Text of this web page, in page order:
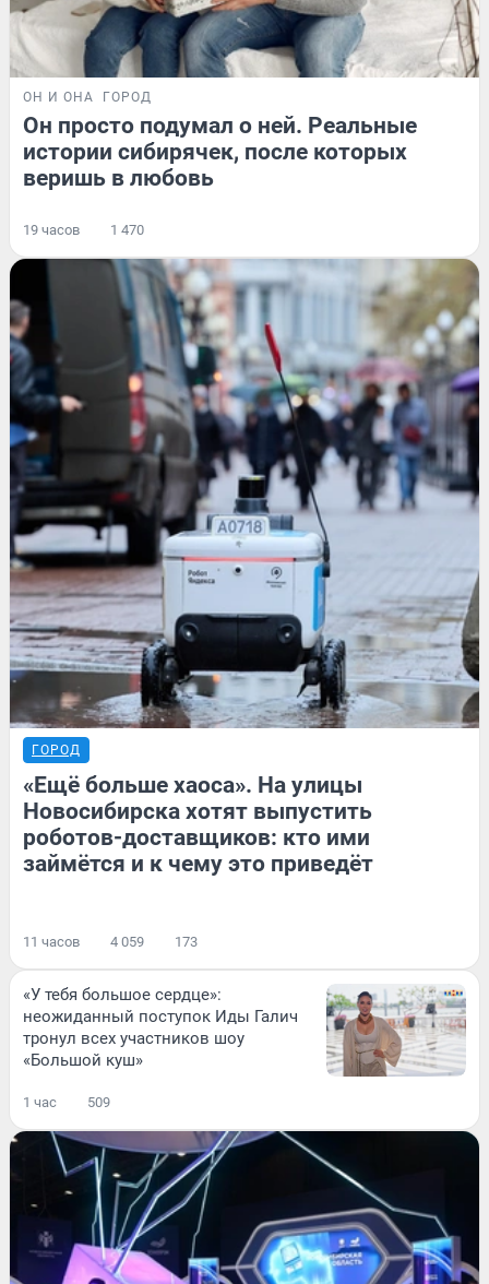
ОН И ОНА ГОРОД
Он просто подумал о ней. Реальные
истории сибирячек, после которых
веришь в любовь
19 часов 1 470
ГОРОД
«Ещё больше хаоса». На улицы
Новосибирска хотят выпустить
роботов-доставщиков: кто ими
займётся и к чему это приведёт
11 часов 4 059 173
«У тебя большое сердце»:
неожиданный поступок Иды Галич
тронул всех участников шоу
«Большой куш»
1 час 509